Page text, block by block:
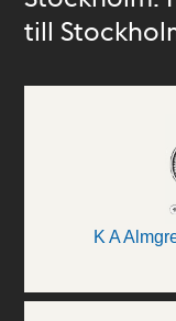
till
K A